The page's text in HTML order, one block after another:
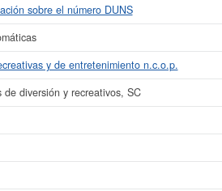
sobre el número DUNS
y de entretenimiento n.c.o.p.
de diversión y recreativos, SC